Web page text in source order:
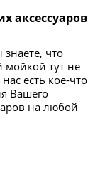
аксессуаров
что
мойкой тут не
есть кое-что
Вашего
на любой